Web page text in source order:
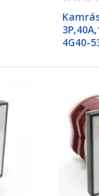
4G40-